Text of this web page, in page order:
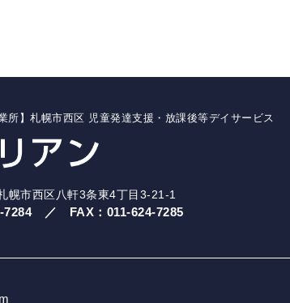
所】札幌市西区 児童発達支援・放課後等デイサービス
市西区八軒3条東4丁目3-21-1
7284／ FAX： 011-624-7285